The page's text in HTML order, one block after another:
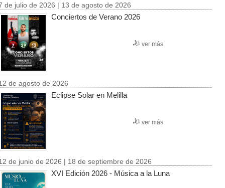
de julio de 2026 | 13 de agosto de 2026
Conciertos de Verano 2026
ver más
de agosto de 2026
Eclipse Solar en Melilla
ver más
de junio de 2026 | 18 de septiembre de 2026
XVI Edición 2026 - Música a la Luna